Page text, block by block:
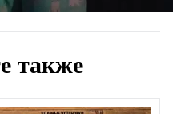
также